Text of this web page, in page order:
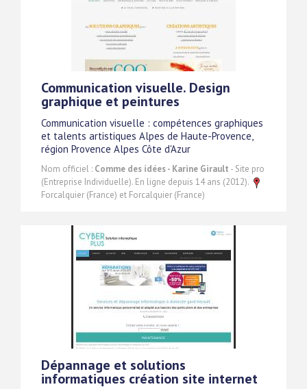
Communication visuelle. Design
graphique et peintures
Communication visuelle : compétences graphiques
et talents artistiques Alpes de Haute-Provence,
région Provence Alpes Côte d'Azur
Nom officiel : Comme des idées - Karine Girault - Site pro
(Entreprise Individuelle). En ligne depuis 14 ans (2012).
Forcalquier (France) et Forcalquier (France)
Dépannage et solutions
informatiques création site internet